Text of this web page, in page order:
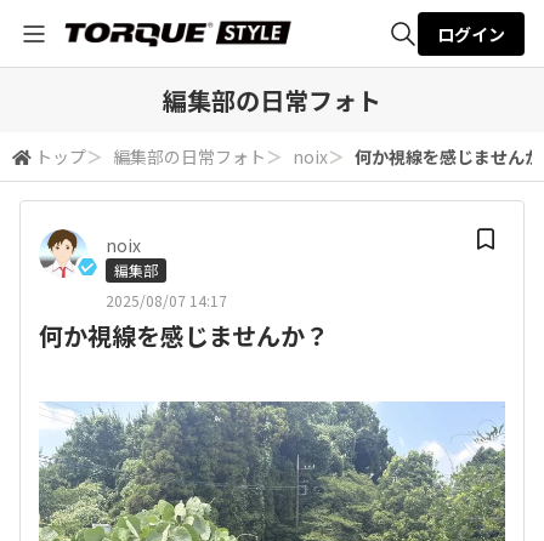
検索
ログイン
編集部の日常フォト
トップ＞ 編集部の日常フォト ＞ noix＞ 何か視線を感じません
noix
編集部
2025/08/07 14:17
何か視線を感じませんか？